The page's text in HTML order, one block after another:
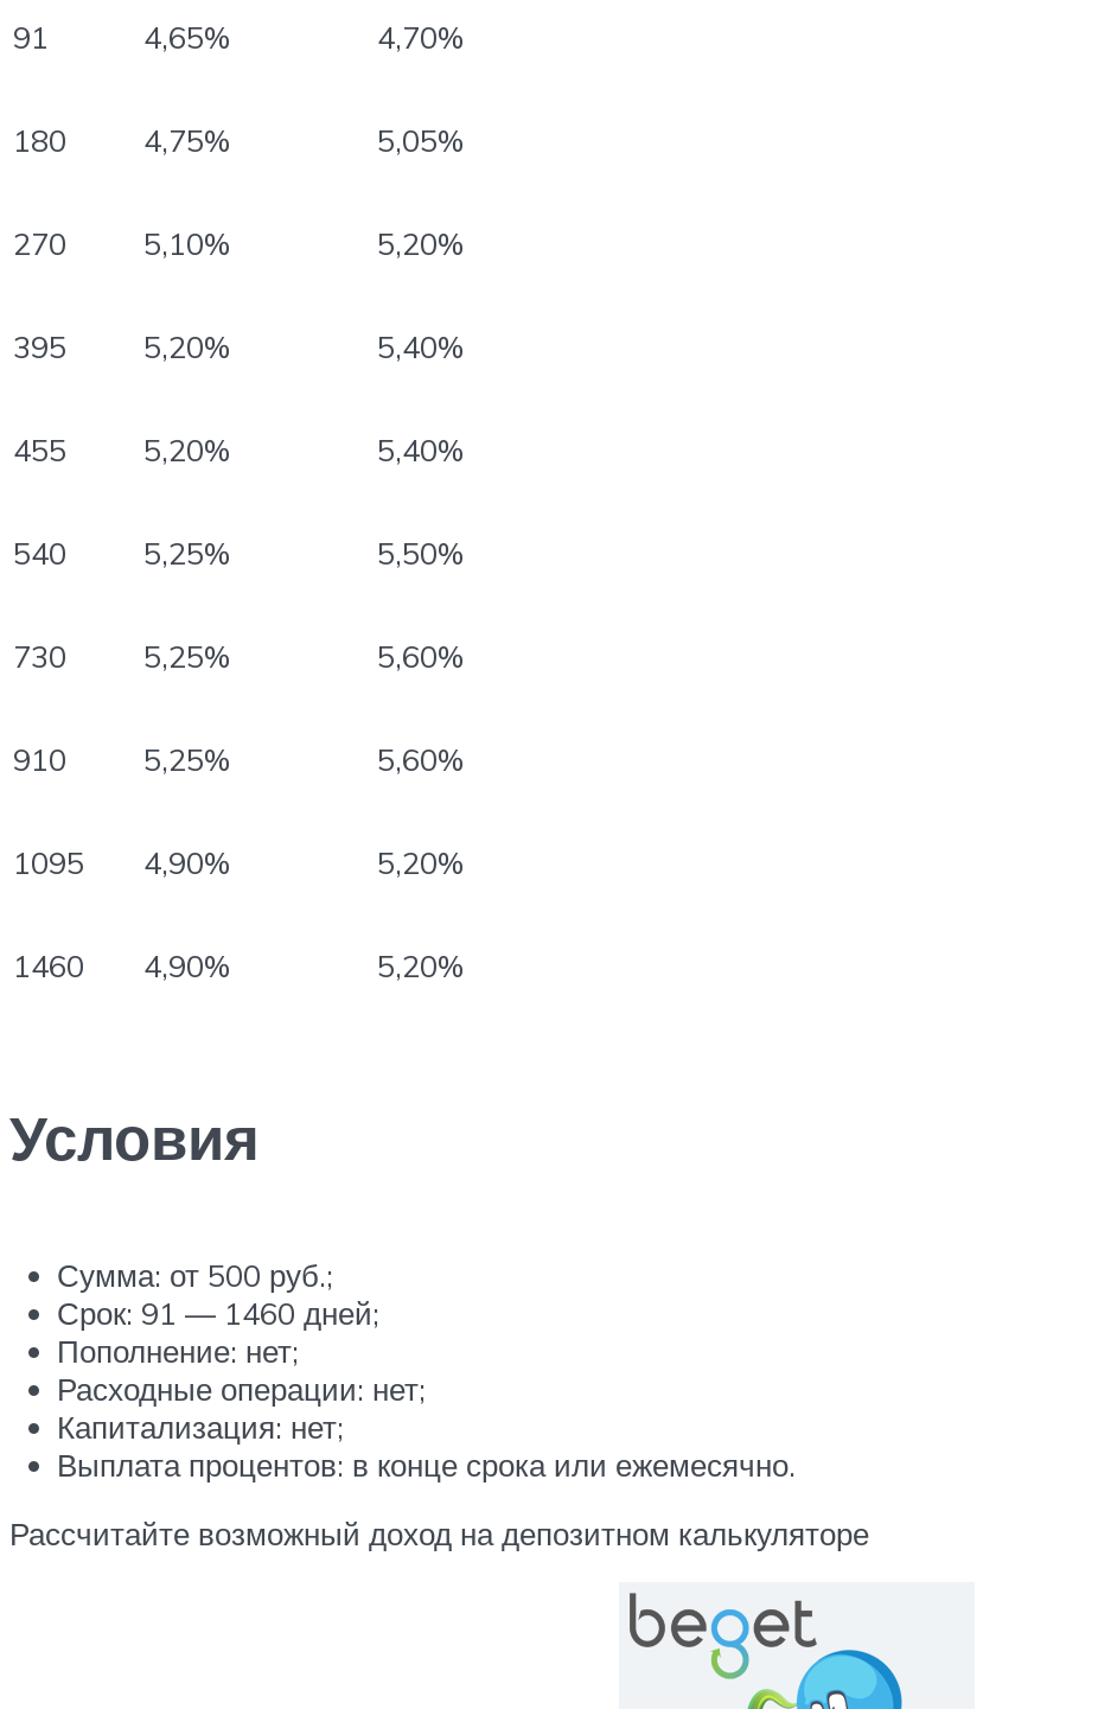
91 4,65% 4,70%
180 4,75% 5,05%
270 5,10% 5,20%
395 5,20% 5,40%
455 5,20% 5,40%
540 5,25% 5,50%
730 5,25% 5,60%
910 5,25% 5,60%
1095 4,90% 5,20%
1460 4,90% 5,20%
Условия
Сумма: от 500 руб.;
Срок: 91 — 1460 дней;
Пополнение: нет;
Расходные операции: нет;
Капитализация: нет;
Выплата процентов: в конце срока или ежемесячно.
Рассчитайте возможный доход на депозитном калькуляторе